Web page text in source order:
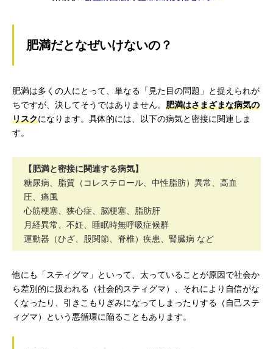
肥満だとなぜいけないの？
肥満は多くの人にとって、単なる「見た目の問題」と捉えられが
ちですが、決してそうではありません。 肥満はさまざまな病気の
リスクになります。具体的には、以下の病気と密接に関連しま
す。
【肥満と密接に関連する病気】
糖尿病、脂質（コレステロール、中性脂肪）異常、高血
圧、痛風
心筋梗塞、狭心症、脳梗塞、脂肪肝
月経異常、不妊、睡眠時無呼吸症候群
運動器（ひざ、股関節、脊椎）疾患、腎臓病 など
他にも「スティグマ」といって、太っていることが原因で社会か
ら差別的に扱われる（社会的スティグマ）、それにより自信がな
くなったり、引きこもりぎみになってしまったりする（自己ステ
ィグマ）という悪循環に陥ることもあります。